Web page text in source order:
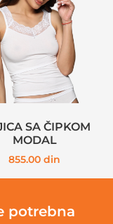
SA ČIPKOM
MODAL
855.00 din
potrebna